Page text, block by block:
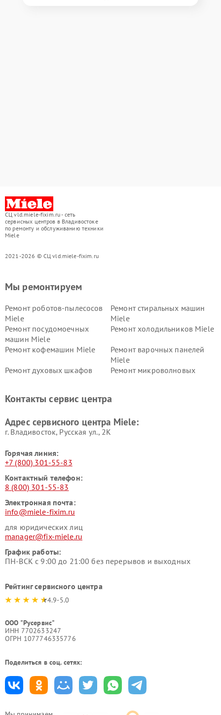
СЦ vld.miele-fixim.ru - сеть
сервисных центров в Владивостоке
по ремонту и обслуживанию техники
Miele
2021-2026 © СЦ vld.miele-fixim.ru
Мы ремонтируем
Ремонт роботов-пылесосов
Miele
Ремонт стиральных машин
Miele
Ремонт посудомоечных
машин Miele
Ремонт холодильников Miele
Ремонт кофемашин Miele
Ремонт варочных панелей
Miele
Ремонт духовых шкафов
Ремонт микроволновых
Miele
Miele
пылесосов Miele
Контакты сервис центра
Адрес сервисного центра Miele:
г. Владивосток, Русская ул., 2К
Горячая линия:
+7 (800) 301-55-83
Контактный телефон:
8 (800) 301-55-83
Электронная почта:
info@miele-fixim.ru
для юридических лиц
manager@fix-miele.ru
График работы:
ПН-ВСК с 9:00 до 21:00 без перерывов и выходных
Рейтинг сервисного центра
4.9-5.0
ООО "Русервис"
ИНН 7702633247
ОГРН 1077746335776
Поделиться в соц. сетях: